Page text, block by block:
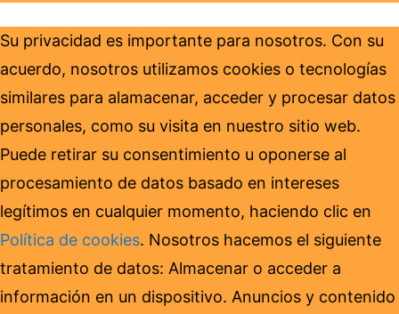
Su privacidad es importante para nosotros. Con su
acuerdo, nosotros utilizamos cookies o tecnologías
similares para alamacenar, acceder y procesar datos
personales, como su visita en nuestro sitio web.
Puede retirar su consentimiento u oponerse al
procesamiento de datos basado en intereses
legítimos en cualquier momento, haciendo clic en
Política de cookies. Nosotros hacemos el siguiente
tratamiento de datos: Almacenar o acceder a
información en un dispositivo. Anuncios y contenido